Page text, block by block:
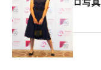
ロ写真